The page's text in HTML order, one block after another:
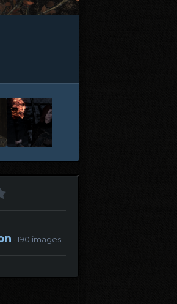
· 190 images